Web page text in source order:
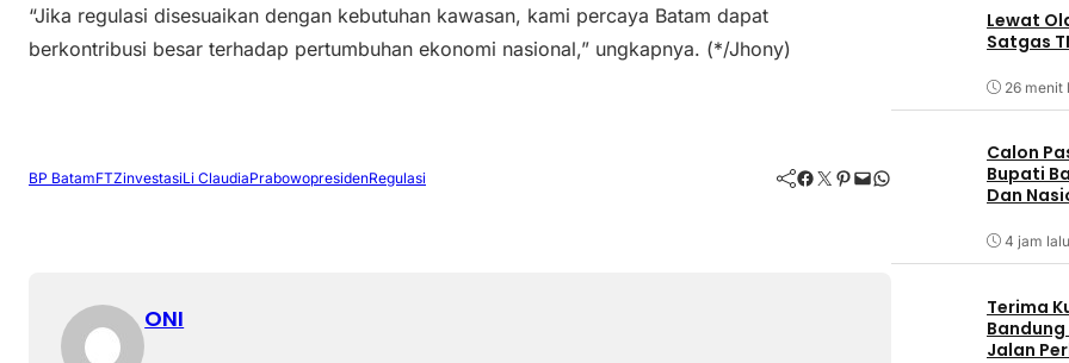
“Jika regulasi disesuaikan dengan kebutuhan kawasan, kami percaya Batam dapat
berkontribusi besar terhadap pertumbuhan ekonomi nasional,” ungkapnya. (*/Jhony)
BP BatamFTZinvestasiLi ClaudiaPrabowopresidenRegulasi Facebook Twitter Pinterest Mail WhatsApp
ONI
Lewat
Satgas
26 menit
Calon
Bupati
Dan
4 jam lalu
Terima
Jalan